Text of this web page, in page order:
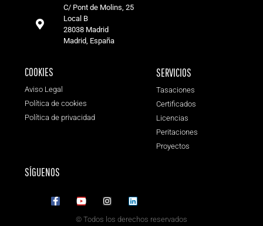
C/ Pont de Molins, 25
Local B
28038 Madrid
Madrid, España
COOKIES
Aviso Legal
Política de cookies
Política de privacidad
SERVICIOS
Tasaciones
Certificados
Licencias
Peritaciones
Proyectos
SÍGUENOS
© Todos los derechos reservados